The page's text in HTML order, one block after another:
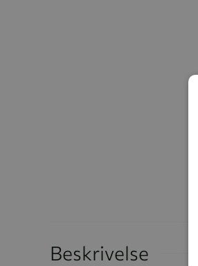
Beskrivelse